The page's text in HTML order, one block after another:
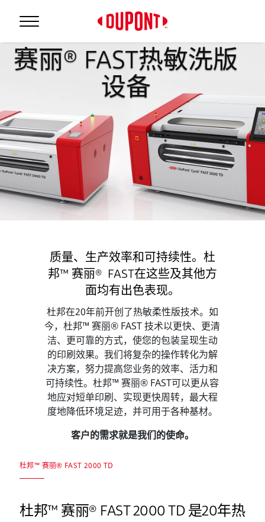
赛丽® FAST热敏洗版
设备
质量、生产效率和可持续性。杜
邦™ 赛丽® FAST在这些及其他方
面均有出色表现。
杜邦在20年前开创了热敏柔性版技术。如
今，杜邦™ 赛丽® FAST 技术以更快、更清
洁、更可靠的方式，使您的包装呈现生动
的印刷效果。我们将复杂的操作转化为解
决方案，努力提高您业务的效率、活力和
可持续性。杜邦™ 赛丽® FAST可以更从容
地应对短单印刷、实现更快周转，最大程
度地降低环境足迹，并可用于各种基材。
客户的需求就是我们的使命。
杜邦™ 赛丽® FAST 2000 TD
杜邦™ 赛丽® FAST 2000 TD 是20年热